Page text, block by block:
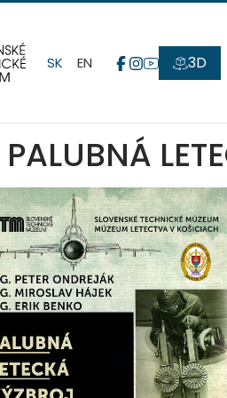
SK EN 3D
PALUBNÁ